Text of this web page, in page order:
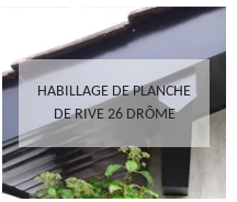
HABILLAGE DE PLANCHE
DE RIVE 26 DRÔME